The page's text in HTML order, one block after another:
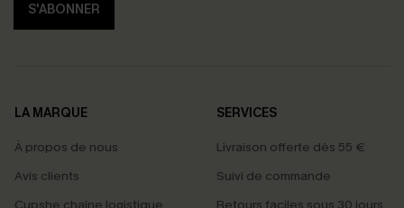
S'ABONNER
LA MARQUE
À propos de nous
Avis clients
SERVICES
Livraison offerte dès 55 €
Suivi de commande